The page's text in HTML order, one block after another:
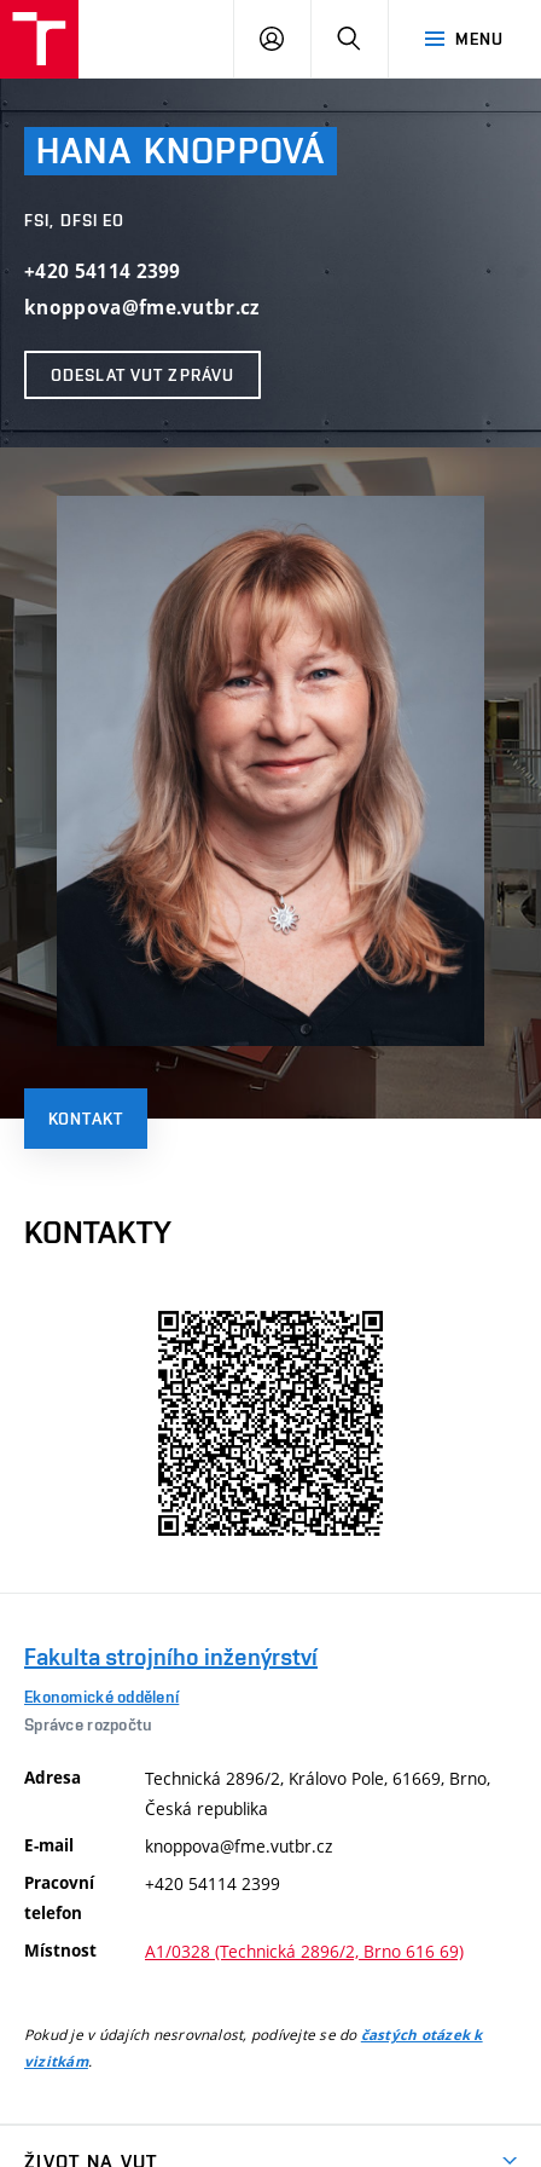
MENU
PŘIHLÁSIT
HANA KNOPPOVÁ
FSI, DFSI EO
+420 54114 2399
knoppova@fme.vutbr.cz
ODESLAT VUT ZPRÁVU
KONTAKT
KONTAKTY
Fakulta strojního inženýrství
Ekonomické oddělení
Správce rozpočtu
Adresa
Technická 2896/2, Královo Pole, 61669, Brno,
Česká republika
E-mail knoppova@fme.vutbr.cz
Pracovní
telefon
+420 54114 2399
Místnost A1/0328 (Technická 2896/2, Brno 616 69)
Pokud je v údajích nesrovnalost, podívejte se do častých otázek k
vizitkám.
ŽIVOT NA VUT